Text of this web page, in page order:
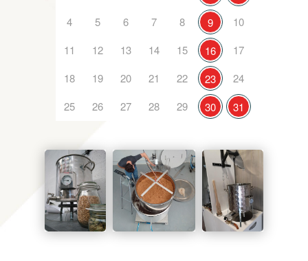
4
5 6 7 8 9
10
11
12 13 14 15 16
17
18
19 20 21 22 23
24
25
26 27 28 29 30 31